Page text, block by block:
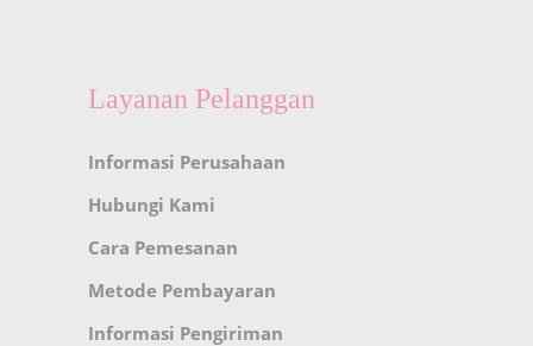
Layanan Pelanggan
Informasi Perusahaan
Hubungi Kami
Cara Pemesanan
Metode Pembayaran
Informasi Pengiriman